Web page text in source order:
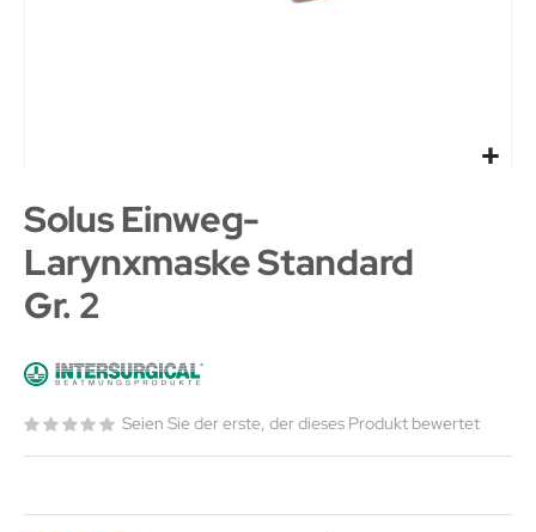
Solus Einweg-
Larynxmaske Standard
Gr. 2
Seien Sie der erste, der dieses Produkt bewertet